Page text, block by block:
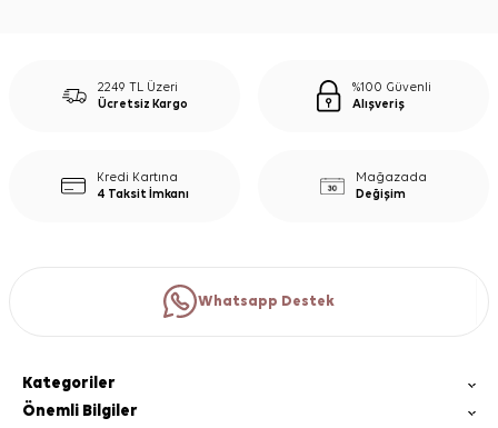
2249 TL Üzeri
Ücretsiz Kargo
%100 Güvenli
Alışveriş
Kredi Kartına
4 Taksit İmkanı
Mağazada
Değişim
Whatsapp Destek
Kategoriler
Önemli Bilgiler